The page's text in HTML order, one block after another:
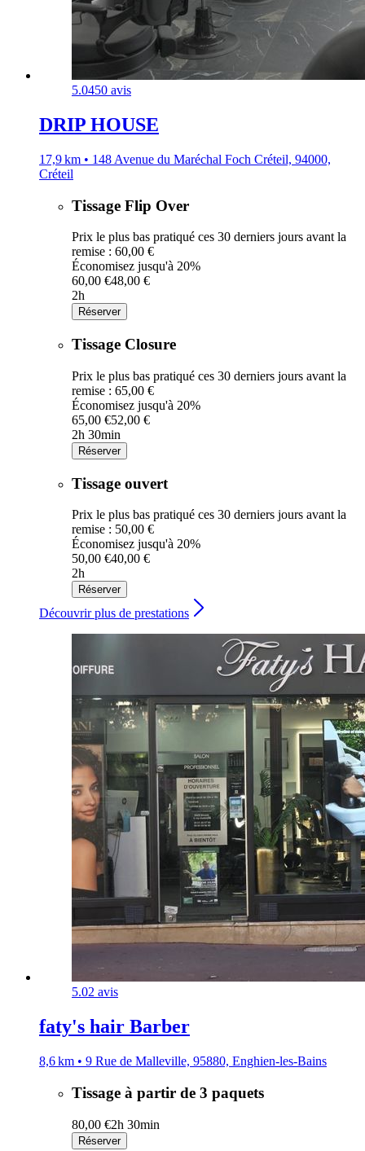
5.0450 avis
DRIP HOUSE
17,9 km • 148 Avenue du Maréchal Foch Créteil, 94000,
Créteil
Tissage Flip Over
Prix le plus bas pratiqué ces 30 derniers jours avant la
remise : 60,00 €
Économisez jusqu'à 20%
60,00 €48,00 €
2h
Réserver
Tissage Closure
Prix le plus bas pratiqué ces 30 derniers jours avant la
remise : 65,00 €
Économisez jusqu'à 20%
65,00 €52,00 €
2h 30min
Réserver
Tissage ouvert
Prix le plus bas pratiqué ces 30 derniers jours avant la
remise : 50,00 €
Économisez jusqu'à 20%
50,00 €40,00 €
2h
Réserver
Découvrir plus de prestations
5.02 avis
faty's hair Barber
8,6 km • 9 Rue de Malleville, 95880, Enghien-les-Bains
Tissage à partir de 3 paquets
80,00 €2h 30min
Réserver